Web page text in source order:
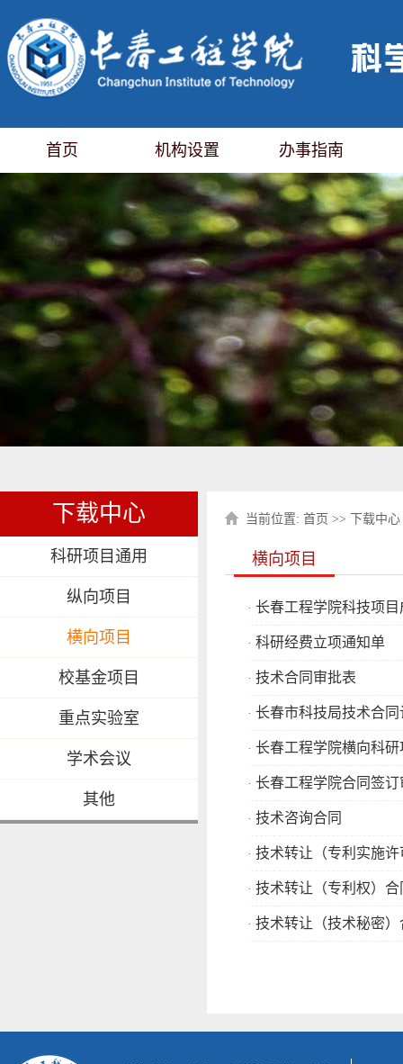
首页 机构设置 办事指南
下载中心
科研项目通用
纵向项目
横向项目
校基金项目
重点实验室
学术会议
其他
当前位置: 首页 >> 下载中心
横向项目
· 长春工程学院科技项
· 科研经费立项通知单
· 技术合同审批表
· 长春市科技局技术合
· 长春工程学院横向科
· 长春工程学院合同签订
· 技术咨询合同
· 技术转让（专利实施许
· 技术转让（专利权）合
· 技术转让（技术秘密）